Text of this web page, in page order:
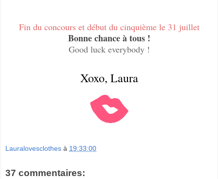
Fin du concours et début du cinquième le 31 juillet
Bonne chance à tous !
Good luck everybody !
Xoxo, Laura
Lauralovesclothes à 19:33:00
37 commentaires: